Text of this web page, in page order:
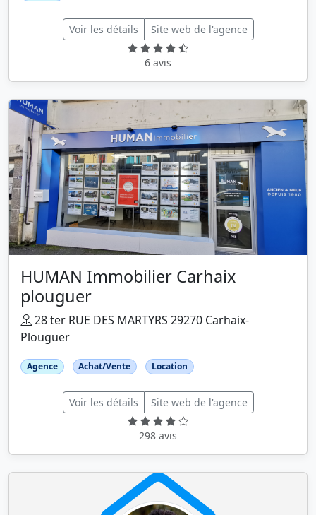
Voir les détails Site web de l'agence
6 avis
HUMAN Immobilier Carhaix
plouguer
28 ter RUE DES MARTYRS 29270 Carhaix-
Plouguer
Agence Achat/Vente Location
Voir les détails Site web de l'agence
298 avis